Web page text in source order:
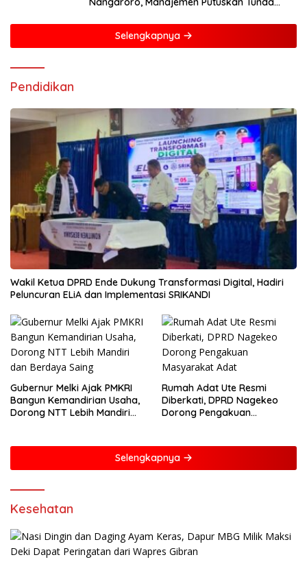
Selengkapnya
Pendidikan
Wakil Ketua DPRD Ende Dukung Transformasi Digital, Hadiri
Peluncuran ELiA dan Implementasi SRIKANDI
Gubernur Melki Ajak PMKRI
Bangun Kemandirian Usaha,
Dorong NTT Lebih Mandiri
Rumah Adat Ute Resmi
Diberkati, DPRD Nagekeo
Dorong Pengakuan
Selengkapnya
Kesehatan